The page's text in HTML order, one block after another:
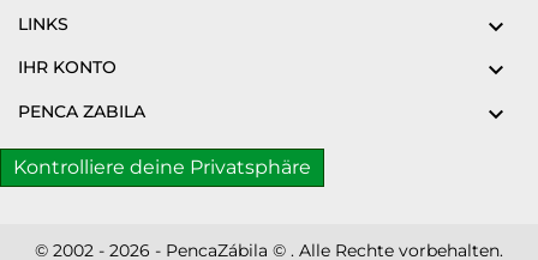
LINKS 
IHR KONTO 
PENCA ZABILA 
Kontrolliere deine Privatsphäre
© 2002 - 2026 - PencaZábila © . Alle Rechte vorbehalten.